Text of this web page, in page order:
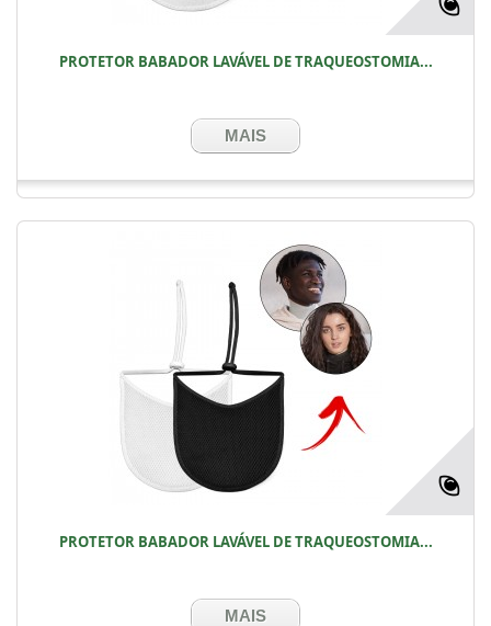
PROTETOR BABADOR LAVÁVEL DE TRAQUEOSTOMIA...
MAIS
PROTETOR BABADOR LAVÁVEL DE TRAQUEOSTOMIA...
MAIS